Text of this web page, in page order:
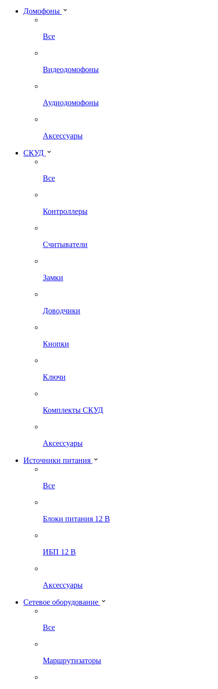
Домофоны
Все
Видеодомофоны
Аудиодомофоны
Аксессуары
СКУД
Все
Контроллеры
Считыватели
Замки
Доводчики
Кнопки
Ключи
Комплекты СКУД
Аксессуары
Источники питания
Все
Блоки питания 12 В
ИБП 12 В
Аксессуары
Сетевое оборудование
Все
Маршрутизаторы